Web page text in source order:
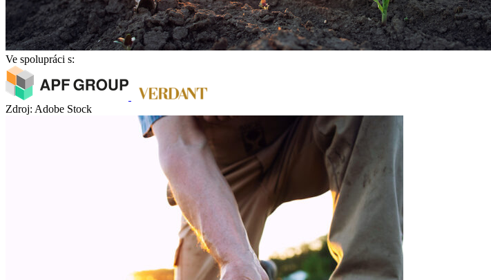
Ve spolupráci s:
Zdroj: Adobe Stock